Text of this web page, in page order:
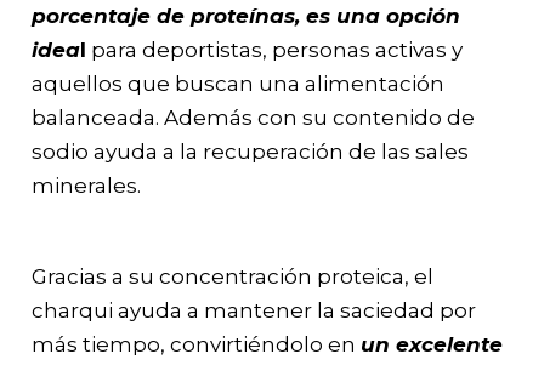
porcentaje de proteínas, es una opción
ideal para deportistas, personas activas y
aquellos que buscan una alimentación
balanceada. Además con su contenido de
sodio ayuda a la recuperación de las sales
minerales.
Gracias a su concentración proteica, el
charqui ayuda a mantener la saciedad por
más tiempo, convirtiéndolo en un excelente